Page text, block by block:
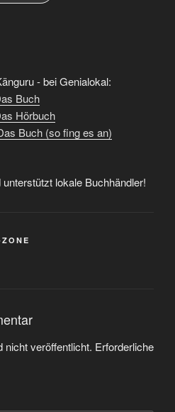
- bei Genialokal:
Buch
Hörbuch
Buch (so fing es an)
lokale Buchhändler!
nicht veröffentlicht. Erforderliche